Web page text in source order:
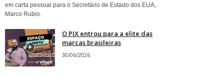
em carta pessoal para o Secretário de Estado dos EUA,
Marco Rubio.
O PIX entrou para a elite das
marcas brasileiras
30/06/2026